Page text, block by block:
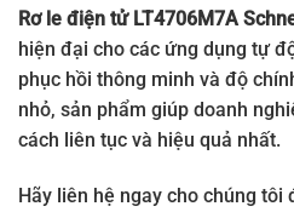
Rơ le điện tử LT4706M7A
hiện đại cho các ứng dụng tự
phục hồi thông minh và độ
nhỏ, sản phẩm giúp doanh
cách liên tục và hiệu quả nhất.
Hãy liên hệ ngay cho chúng tôi